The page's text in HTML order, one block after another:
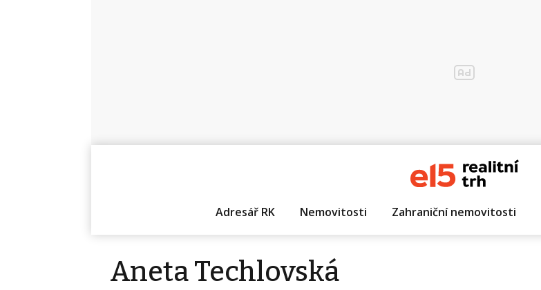
Adresář RK Nemovitosti Zahraniční nemovitosti
Aneta Techlovská